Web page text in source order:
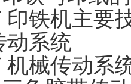
铁机主要
动系统
械传动系